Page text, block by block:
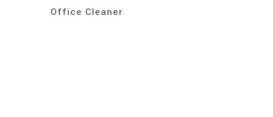
Office Cleaner